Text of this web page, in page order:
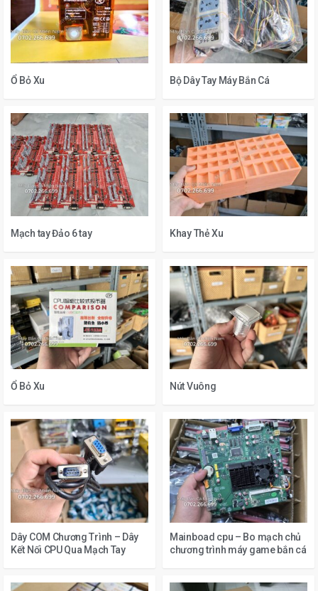
Ổ Bỏ Xu Bộ Dây Tay Máy Bắn Cá
Mạch tay Đảo 6 tay Khay Thẻ Xu
Ổ Bỏ Xu Nút Vuông
Dây COM Chương Trình – Dây
Kết Nối CPU Qua Mạch Tay
Mainboad cpu – Bo mạch chủ
chương trình máy game bắn cá